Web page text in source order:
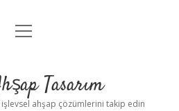
Anasayfa
Uyarı
menüyü
Tasarım
ahşap çözümlerini takip edin